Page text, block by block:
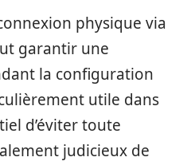
physique via
garantir une
la configuration
utile dans
d’éviter toute
judicieux de